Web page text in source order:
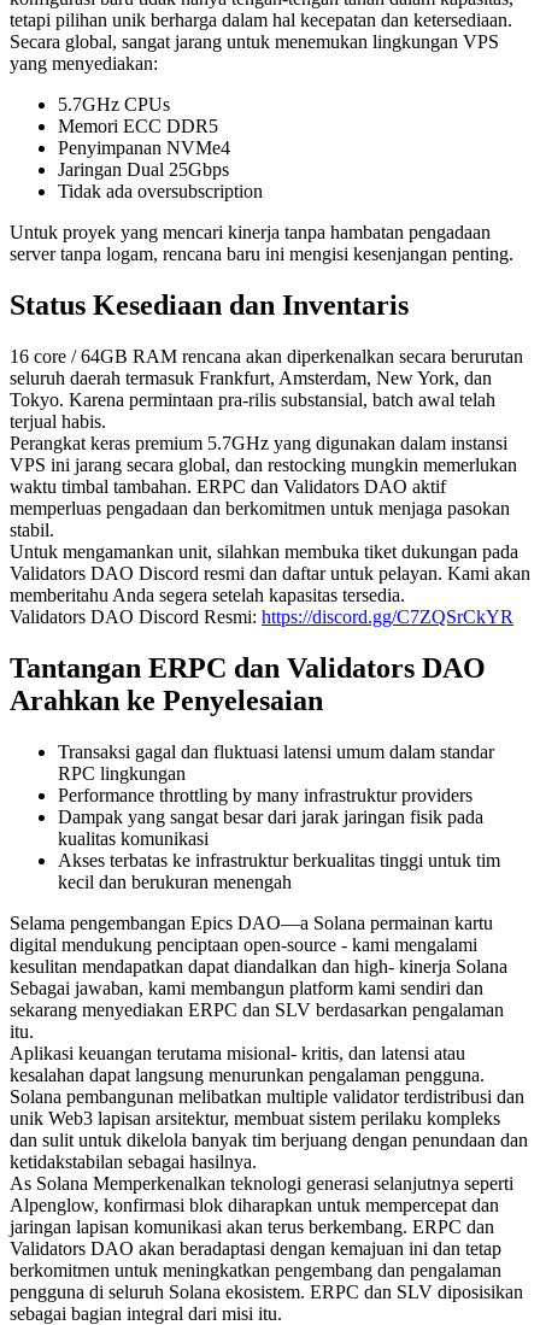
tetapi pilihan unik berharga dalam hal kecepatan dan ketersediaan.
Secara global, sangat jarang untuk menemukan lingkungan VPS
yang menyediakan:
5.7GHz CPUs
Memori ECC DDR5
Penyimpanan NVMe4
Jaringan Dual 25Gbps
Tidak ada oversubscription
Untuk proyek yang mencari kinerja tanpa hambatan pengadaan
server tanpa logam, rencana baru ini mengisi kesenjangan penting.
Status Kesediaan dan Inventaris
16 core / 64GB RAM rencana akan diperkenalkan secara berurutan
seluruh daerah termasuk Frankfurt, Amsterdam, New York, dan
Tokyo. Karena permintaan pra-rilis substansial, batch awal telah
terjual habis.
Perangkat keras premium 5.7GHz yang digunakan dalam instansi
VPS ini jarang secara global, dan restocking mungkin memerlukan
waktu timbal tambahan. ERPC dan Validators DAO aktif
memperluas pengadaan dan berkomitmen untuk menjaga pasokan
stabil.
Untuk mengamankan unit, silahkan membuka tiket dukungan pada
Validators DAO Discord resmi dan daftar untuk pelayan. Kami akan
memberitahu Anda segera setelah kapasitas tersedia.
Validators DAO Discord Resmi: https://discord.gg/C7ZQSrCkYR
Tantangan ERPC dan Validators DAO
Arahkan ke Penyelesaian
Transaksi gagal dan fluktuasi latensi umum dalam standar
RPC lingkungan
Performance throttling by many infrastruktur providers
Dampak yang sangat besar dari jarak jaringan fisik pada
kualitas komunikasi
Akses terbatas ke infrastruktur berkualitas tinggi untuk tim
kecil dan berukuran menengah
Selama pengembangan Epics DAO—a Solana permainan kartu
digital mendukung penciptaan open-source - kami mengalami
kesulitan mendapatkan dapat diandalkan dan high- kinerja Solana
Sebagai jawaban, kami membangun platform kami sendiri dan
sekarang menyediakan ERPC dan SLV berdasarkan pengalaman
itu.
Aplikasi keuangan terutama misional- kritis, dan latensi atau
kesalahan dapat langsung menurunkan pengalaman pengguna.
Solana pembangunan melibatkan multiple validator terdistribusi dan
unik Web3 lapisan arsitektur, membuat sistem perilaku kompleks
dan sulit untuk dikelola banyak tim berjuang dengan penundaan dan
ketidakstabilan sebagai hasilnya.
As Solana Memperkenalkan teknologi generasi selanjutnya seperti
Alpenglow, konfirmasi blok diharapkan untuk mempercepat dan
jaringan lapisan komunikasi akan terus berkembang. ERPC dan
Validators DAO akan beradaptasi dengan kemajuan ini dan tetap
berkomitmen untuk meningkatkan pengembang dan pengalaman
pengguna di seluruh Solana ekosistem. ERPC dan SLV diposisikan
sebagai bagian integral dari misi itu.